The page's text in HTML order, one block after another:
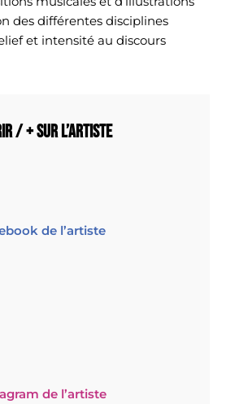
des différentes disciplines
et intensité au discours
/ + sur l’artiste
de l’artiste
de l’artiste